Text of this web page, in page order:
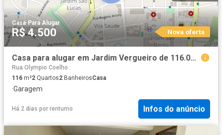
Casa·Para Alugar
R$ 4.500 Nova oferta
Casa para alugar em Jardim Vergueiro de 116.00m² com 2 Quartos e 2 Garagens
Rua Olympio Coelho
116 m²2 Quartos2 BanheirosCasa
·Garagem
Há 2 dias por rentumo Infos do anúncio